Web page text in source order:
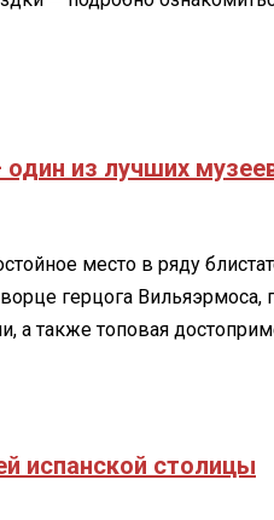
из лучших
в
место в ряду
герцога
топовая
испанской столицы